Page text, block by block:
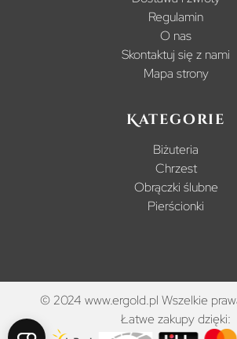
Regulamin
O nas
Skontaktuj się z nami
Mapa strony
Kategorie
Biżuteria
Chrzest
Obrączki ślubne
Pierścionki
© 2024 www.ergold.pl Wszelkie
Łatwe zakupy dzięki: